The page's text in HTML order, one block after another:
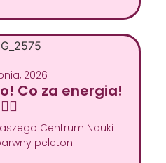
2026
Co za energia!
🚴‍♀️
Centrum Nauki
peleton…